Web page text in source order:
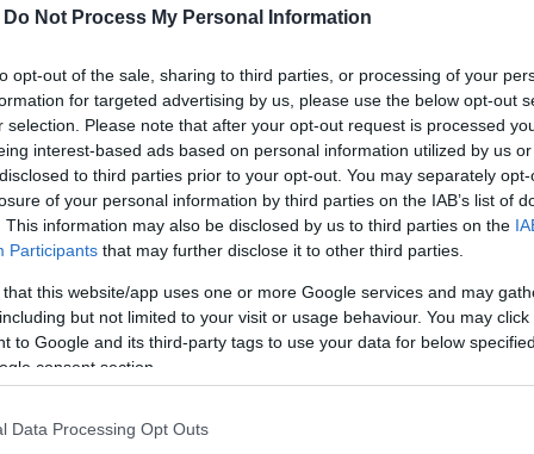
Do Not Process My Personal Information
opt-out of the sale, sharing to third parties, or processing of your
for targeted advertising by us, please use the below opt-out
selection. Please note that after your opt-out request is processed
interest-based ads based on personal information utilized by us
to third parties prior to your opt-out. You may separately
of your personal information by third parties on the IAB’s list of
This information may also be disclosed by us to third parties on the
Participants that may further disclose it to other third parties.
that this website/app uses one or more Google services and may
but not limited to your visit or usage behaviour. You may
to Google and its third-party tags to use your data for below
consent section.
Data Processing Opt Outs
Potrebbero
tornitura Nikko Tools
PMU JC8025 (Cf 10pz)
52,06 €
3.0mm fn=0.07-0.25
Inserto di tornitura
CCMT09T308-PMU